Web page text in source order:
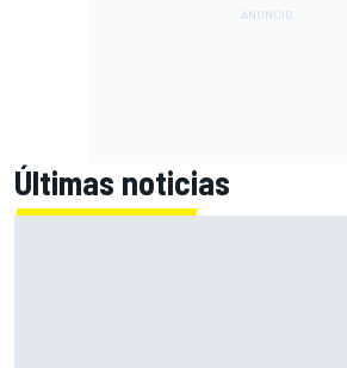
Últimas noticias